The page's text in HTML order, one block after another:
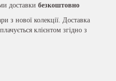
доставки безкоштовно
з нової колекції. Доставка
клієнтом згідно з